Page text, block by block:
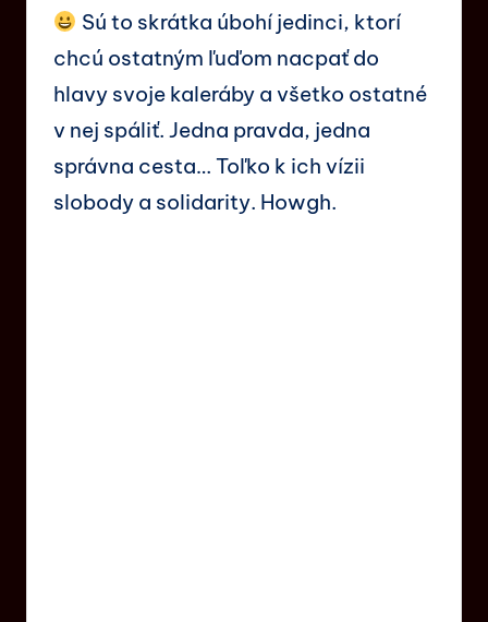
Sú to skrátka úbohí jedinci, ktorí
chcú ostatným ľuďom nacpať do
hlavy svoje kaleráby a všetko ostatné
v nej spáliť. Jedna pravda, jedna
správna cesta… Toľko k ich vízii
slobody a solidarity. Howgh.